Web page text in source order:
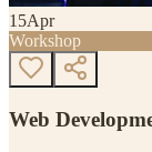
15Apr
Workshop
Web